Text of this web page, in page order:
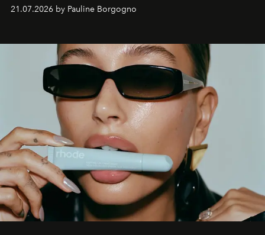
waarin zelfvertrouwen belangrijker is dan een overvloed
aan make-up.
21.07.2026 by Pauline Borgogno